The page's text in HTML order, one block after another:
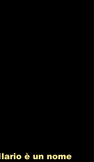
è un nome